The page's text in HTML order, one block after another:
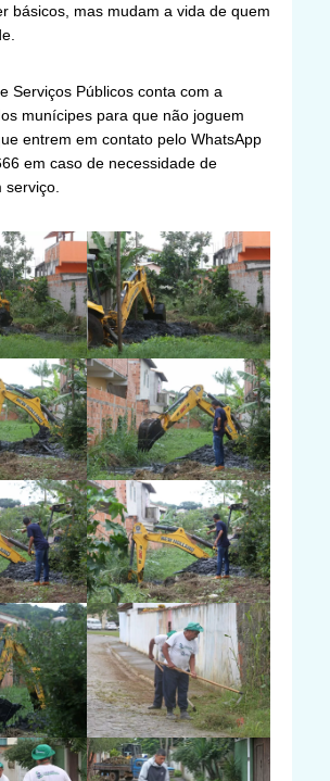
básicos, mas mudam a vida de quem
Serviços Públicos conta com a
munícipes para que não joguem
entrem em contato pelo WhatsApp
em caso de necessidade de